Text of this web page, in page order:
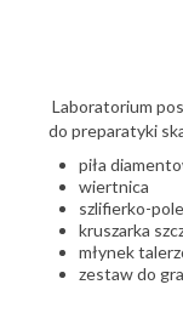
Laboratorium
do preparatyki
piła
wiertnica
szlifierko-
kruszarka
młynek
zestaw do